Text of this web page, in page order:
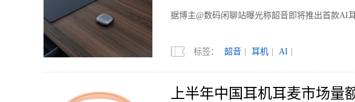
据博主@数码闲聊站曝光称韶音即将推出首款AI
标签： 韶音 耳机 AI
上半年中国耳机耳麦市场量